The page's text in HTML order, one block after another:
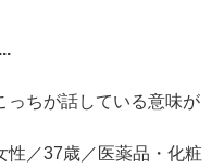
っちが話している意味が
性／37歳／医薬品・化粧